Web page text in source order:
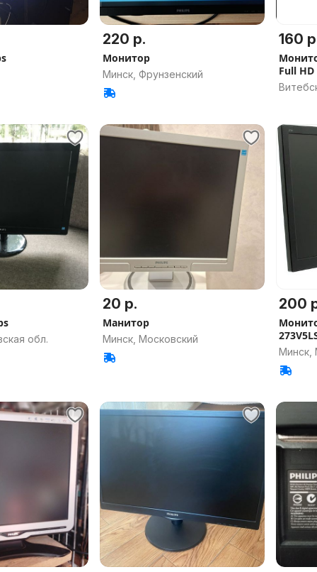
220 р.
Монитор
Минск, Фрунзенский
160
Full HD
обл.
20 р.
Манитор
Минск, Московский
200
Минск,